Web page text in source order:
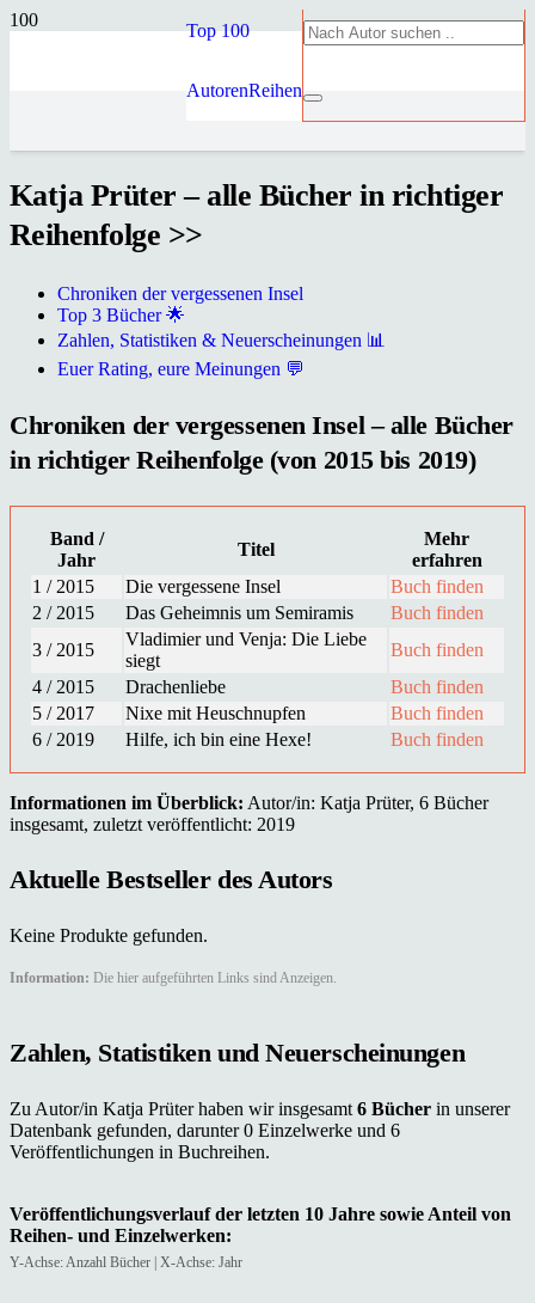
Top 100
AutorenReihen
Katja Prüter – alle Bücher in richtiger
Reihenfolge >>
Chroniken der vergessenen Insel
Top 3 Bücher 🌟
Zahlen, Statistiken & Neuerscheinungen 📊
Euer Rating, eure Meinungen 💬
Chroniken der vergessenen Insel – alle Bücher
in richtiger Reihenfolge (von 2015 bis 2019)
Band /
Jahr
Titel
Mehr
erfahren
1 / 2015
Die vergessene Insel
Buch finden
2 / 2015
Das Geheimnis um Semiramis
Buch finden
3 / 2015
Vladimier und Venja: Die Liebe
siegt
Buch finden
4 / 2015
Drachenliebe
Buch finden
5 / 2017
Nixe mit Heuschnupfen
Buch finden
6 / 2019
Hilfe, ich bin eine Hexe! Buch finden
Informationen im Überblick: Autor/in: Katja Prüter, 6 Bücher
insgesamt, zuletzt veröffentlicht: 2019
Aktuelle Bestseller des Autors
Keine Produkte gefunden.
Information: Die hier aufgeführten Links sind Anzeigen.
Zahlen, Statistiken und Neuerscheinungen
Zu Autor/in Katja Prüter haben wir insgesamt6 Bücher in unserer
Datenbank gefunden, darunter 0 Einzelwerke und 6
Veröffentlichungen in Buchreihen.
Veröffentlichungsverlauf der letzten 10 Jahre sowie Anteil von
Reihen- und Einzelwerken:
Y-Achse: Anzahl Bücher | X-Achse: Jahr